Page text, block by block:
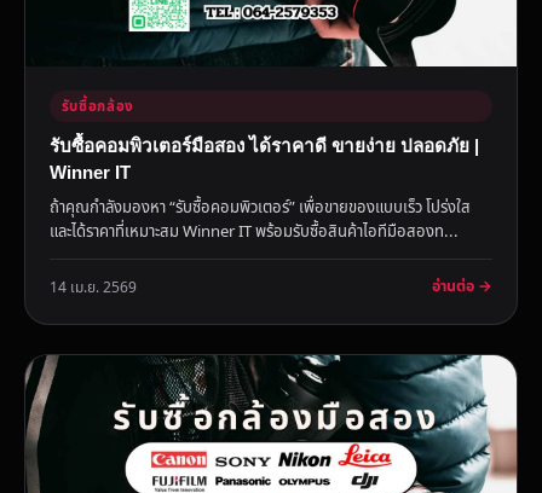
รับซื้อกล้อง
รับซื้อคอมพิวเตอร์มือสอง ได้ราคาดี ขายง่าย ปลอดภัย |
Winner IT
ถ้าคุณกำลังมองหา “รับซื้อคอมพิวเตอร์” เพื่อขายของแบบเร็ว โปร่งใส
และได้ราคาที่เหมาะสม Winner IT พร้อมรับซื้อสินค้าไอทีมือสองท...
14 เม.ย. 2569 อ่านต่อ →